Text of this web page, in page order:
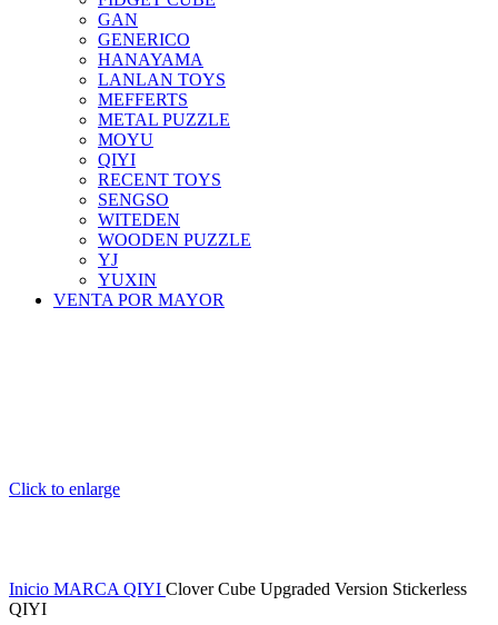
GAN
GENERICO
HANAYAMA
LANLAN TOYS
MEFFERTS
METAL PUZZLE
MOYU
QIYI
RECENT TOYS
SENGSO
WITEDEN
WOODEN PUZZLE
YJ
YUXIN
VENTA POR MAYOR
Click to enlarge
Inicio MARCA QIYI Clover Cube Upgraded Version Stickerless
QIYI